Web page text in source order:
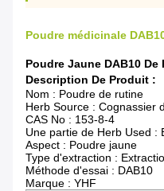
Poudre médicinale
Poudre Jaune DAB10
Description De Produit :
Nom : Poudre de rutine
Herb Source : Cognassier
CAS No : 153-8-4
Une partie de Herb Used :
Aspect : Poudre jaune
Type d'extraction :
Méthode d'essai : DAB10
Marque : YHF